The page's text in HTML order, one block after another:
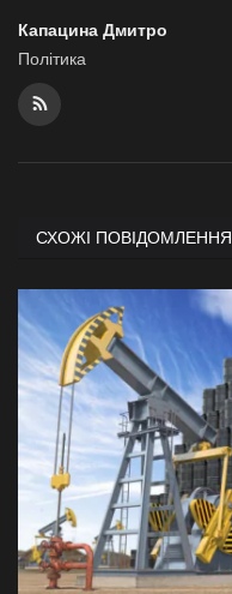
Капацина Дмитро
Політика
СХОЖІ ПОВІДОМЛЕННЯ